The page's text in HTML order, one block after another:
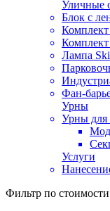
Уличные
Блок с
Лампа
Фан-
Урны
Урны для
Услуги
Фильтр по стоимости